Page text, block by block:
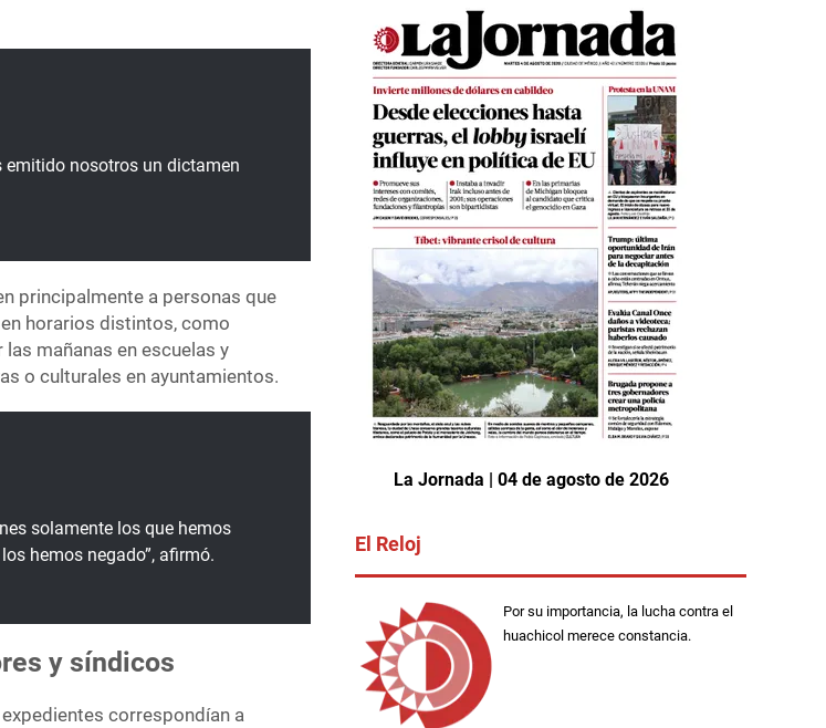
emitido nosotros un dictamen
principalmente a personas que
horarios distintos, como
mañanas en escuelas y
o culturales en ayuntamientos.
solamente los que hemos
hemos negado”, afirmó.
y síndicos
correspondían a
La Jornada | 04 de agosto de 2026
El Reloj
Por su importancia, la lucha contra el
huachicol merece constancia.